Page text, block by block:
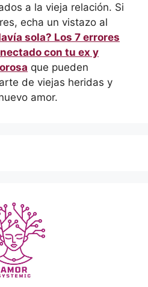
a la vieja relación. Si
echa un vistazo al
sola? Los 7 errores
con tu ex y
que pueden
de viejas heridas y
amor.